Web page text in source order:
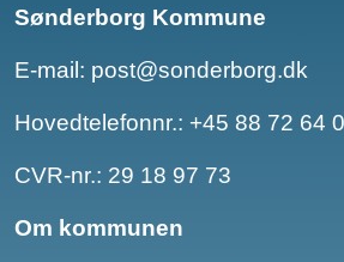
Sønderborg Kommune
E-mail: post@sonderborg.dk
Hovedtelefonnr.: +45 88 72 64
CVR-nr.: 29 18 97 73
Om kommunen